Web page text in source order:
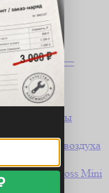
—
воздуха